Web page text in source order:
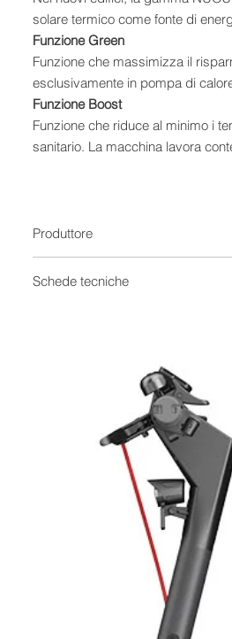
solare termico come fonte di
Funzione Green
Funzione che massimizza il
esclusivamente in pompa di
Funzione Boost
Funzione che riduce al minimo i
sanitario. La macchina lavora
Modalità Auto
Funzione che permette il miglior
macchina ottimizza la logica di
batterica nel serbatoio.
Programmazione oraria dei prelievi
E' la funzione che permette di
proprio piacimento.
preferito (si possono
riscaldamento tramite pompa di
resistenze elettriche.
Risparmio economico
Considerando i profili di prelievo
energetico annuo dedicato alla
di 3 persone è pari a 1.550 kWh /
valutando le sue prestazioni con
pari a 15°C e considerando un
Produttore
Schede tecniche